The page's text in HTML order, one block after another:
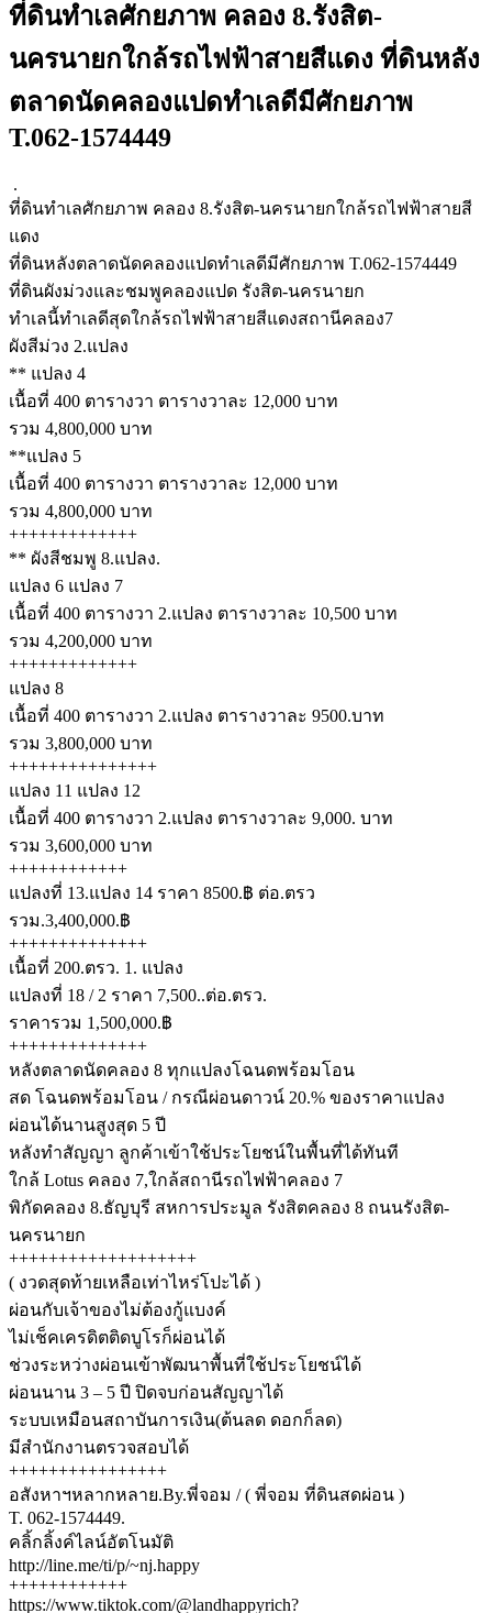
ที่ดินทำเลศักยภาพ คลอง 8.รังสิต-
นครนายกใกล้รถไฟฟ้าสายสีแดง ที่ดินหลัง
ตลาดนัดคลองแปดทำเลดีมีศักยภาพ
T.062-1574449
.
ที่ดินทำเลศักยภาพ คลอง 8.รังสิต-นครนายกใกล้รถไฟฟ้าสายสี
แดง
ที่ดินหลังตลาดนัดคลองแปดทำเลดีมีศักยภาพ T.062-1574449
ที่ดินผังม่วงและชมพูคลองแปด รังสิต-นครนายก
ทำเลนี้ทำเลดีสุดใกล้รถไฟฟ้าสายสีแดงสถานีคลอง7
ผังสีม่วง 2.แปลง
** แปลง 4
เนื้อที่ 400 ตารางวา ตารางวาละ 12,000 บาท
รวม 4,800,000 บาท
**แปลง 5
เนื้อที่ 400 ตารางวา ตารางวาละ 12,000 บาท
รวม 4,800,000 บาท
+++++++++++++
** ผังสีชมพู 8.แปลง.
แปลง 6 แปลง 7
เนื้อที่ 400 ตารางวา 2.แปลง ตารางวาละ 10,500 บาท
รวม 4,200,000 บาท
+++++++++++++
แปลง 8
เนื้อที่ 400 ตารางวา 2.แปลง ตารางวาละ 9500.บาท
รวม 3,800,000 บาท
+++++++++++++++
แปลง 11 แปลง 12
เนื้อที่ 400 ตารางวา 2.แปลง ตารางวาละ 9,000. บาท
รวม 3,600,000 บาท
++++++++++++
แปลงที่ 13.แปลง 14 ราคา 8500.฿ ต่อ.ตรว
รวม.3,400,000.฿
++++++++++++++
เนื้อที่ 200.ตรว. 1. แปลง
แปลงที่ 18 / 2 ราคา 7,500..ต่อ.ตรว.
ราคารวม 1,500,000.฿
++++++++++++++
หลังตลาดนัดคลอง 8 ทุกแปลงโฉนดพร้อมโอน
สด โฉนดพร้อมโอน / กรณีผ่อนดาวน์ 20.% ของราคาแปลง
ผ่อนได้นานสูงสุด 5 ปี
หลังทำสัญญา ลูกค้าเข้าใช้ประโยชน์ในพื้นที่ได้ทันที
ใกล้ Lotus คลอง 7,ใกล้สถานีรถไฟฟ้าคลอง 7
พิกัดคลอง 8.ธัญบุรี สหการประมูล รังสิตคลอง 8 ถนนรังสิต-
นครนายก
+++++++++++++++++++
( งวดสุดท้ายเหลือเท่าไหร่โปะได้ )
ผ่อนกับเจ้าของไม่ต้องกู้แบงค์
ไม่เช็คเครดิตติดบูโรก็ผ่อนได้
ช่วงระหว่างผ่อนเข้าพัฒนาพื้นที่ใช้ประโยชน์ได้
ผ่อนนาน 3 – 5 ปี ปิดจบก่อนสัญญาได้
ระบบเหมือนสถาบันการเงิน(ต้นลด ดอกก็ลด)
มีสำนักงานตรวจสอบได้
++++++++++++++++
อสังหาฯหลากหลาย.By.พี่จอม / ( พี่จอม ที่ดินสดผ่อน )
T. 062-1574449.
คลิ้กลิ้งค์ไลน์อัตโนมัติ
http://line.me/ti/p/~nj.happy
++++++++++++
https://www.tiktok.com/@landhappyrich?